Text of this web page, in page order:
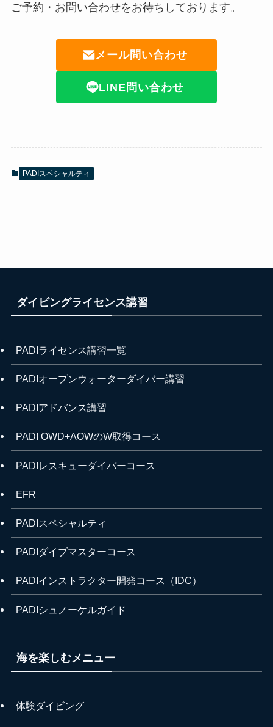
ご予約・お問い合わせをお待ちしております。
メール問い合わせ
LINE問い合わせ
PADIスペシャルティ
ダイビングライセンス講習
PADIライセンス講習一覧
PADIオープンウォーターダイバー講習
PADIアドバンス講習
PADI OWD+AOWのW取得コース
PADIレスキューダイバーコース
EFR
PADIスペシャルティ
PADIダイブマスターコース
PADIインストラクター開発コース（IDC）
PADIシュノーケルガイド
海を楽しむメニュー
体験ダイビング